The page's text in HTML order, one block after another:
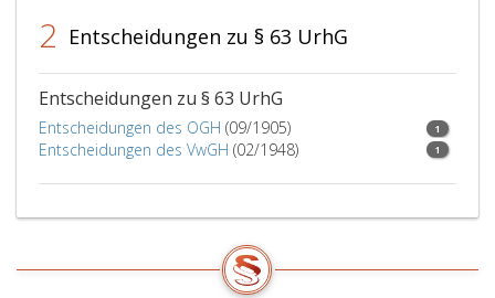
2 Entscheidungen zu § 63 UrhG
Entscheidungen zu § 63 UrhG
Entscheidungen des OGH (09/1905) 1
Entscheidungen des VwGH (02/1948) 1